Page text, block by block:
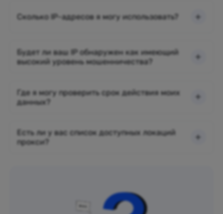
Сколько IP-адресов я могу использовать?
Будет ли ваш IP обнаружен как имеющий
высокий уровень мошенничества?
Где я могу проверить срок действия моих
данных?
Есть ли у вас список доступных локаций
прокси?